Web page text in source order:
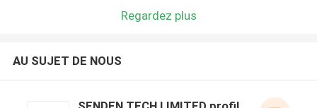
Regardez plus
AU SUJET DE NOUS